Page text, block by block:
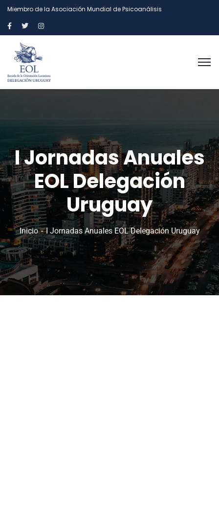
Miembro de la Asociación Mundial de Psicoanálisis
I Jornadas Anuales
EOL Delegación
Uruguay
Inicio I Jornadas Anuales EOL Delegación Uruguay